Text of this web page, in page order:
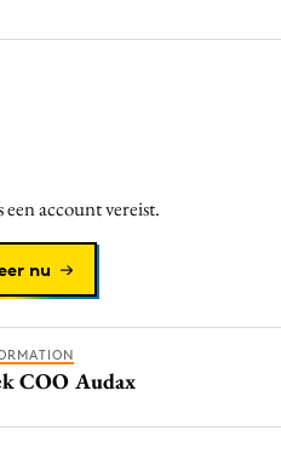
account vereist.
nu
COO Audax